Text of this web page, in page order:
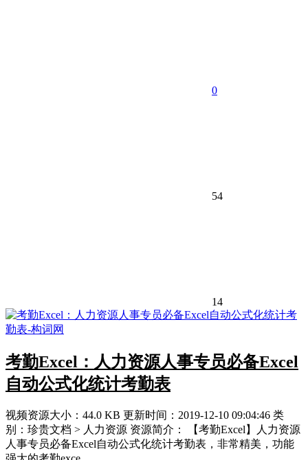
0
54
14
考勤Excel：人力资源人事专员必备Excel
自动公式化统计考勤表
视频资源大小：44.0 KB 更新时间：2019-12-10 09:04:46 类
别：珍贵文档 > 人力资源 资源简介： 【考勤Excel】人力资源
人事专员必备Excel自动公式化统计考勤表，非常精美，功能